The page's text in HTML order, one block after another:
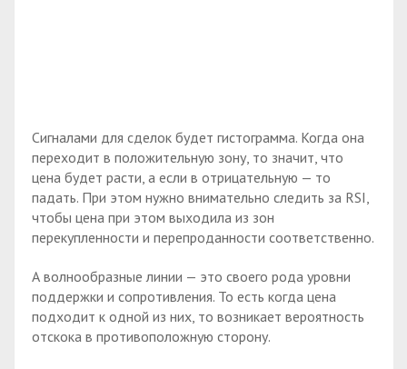
Сигналами для сделок будет гистограмма. Когда она
переходит в положительную зону, то значит, что
цена будет расти, а если в отрицательную — то
падать. При этом нужно внимательно следить за RSI,
чтобы цена при этом выходила из зон
перекупленности и перепроданности соответственно.
А волнообразные линии — это своего рода уровни
поддержки и сопротивления. То есть когда цена
подходит к одной из них, то возникает вероятность
отскока в противоположную сторону.